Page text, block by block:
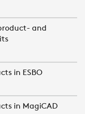
and
in ESBO
How to add and calculate products in MagiCAD